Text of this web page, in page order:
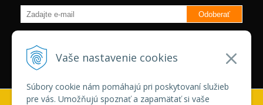
Vaše nastavenie cookies
Súbory cookie nám pomáhajú pri poskytovaní služieb
pre vás. Umožňujú spoznať a zapamätať si vaše
Odoberať
zľavách na vybrané produkty.
Neplatí pre Veľkoobchodných
zákazníkov.